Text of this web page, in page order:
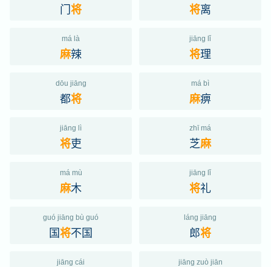
门将 将离
má là
麻辣
jiāng lǐ
将理
dōu jiāng
都将
má bì
麻痹
jiāng lì
将吏
zhī má
芝麻
má mù
麻木
jiāng lǐ
将礼
guó jiāng bù guó
国将不国
láng jiāng
郎将
jiāng cái jiāng zuò jiān